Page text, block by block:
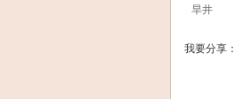
旱井
我要分享：